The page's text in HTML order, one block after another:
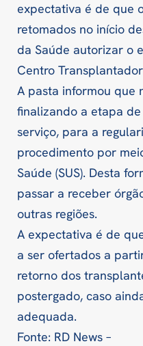
expectativa é de que
retomados no início
da Saúde autorizar o
Centro
A pasta informou que
finalizando a etapa
serviço, para a
procedimento por
Saúde (SUS). Desta
passar a receber
outras regiões.
A expectativa é de
a ser ofertados a
retorno dos
postergado, caso
adequada.
Fonte: RD News –